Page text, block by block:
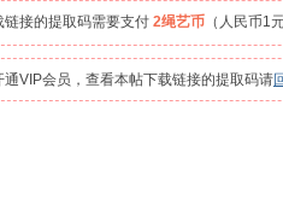
接的提取码需要支付 2绳艺币 （人民币1
VIP会员，查看本帖下载链接的提取码请